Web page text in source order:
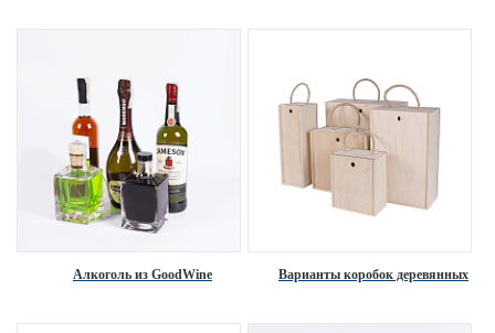
Алкоголь из GoodWine Варианты коробок деревянных